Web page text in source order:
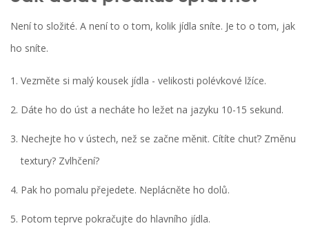
Není to složité. A není to o tom, kolik jídla sníte. Je to o tom, jak
ho sníte.
Vezměte si malý kousek jídla - velikosti polévkové lžíce.
Dáte ho do úst a necháte ho ležet na jazyku 10-15 sekund.
Nechejte ho v ústech, než se začne měnit. Cítíte chuť? Změnu
textury? Zvlhčení?
Pak ho pomalu přejedete. Neplácněte ho dolů.
Potom teprve pokračujte do hlavního jídla.